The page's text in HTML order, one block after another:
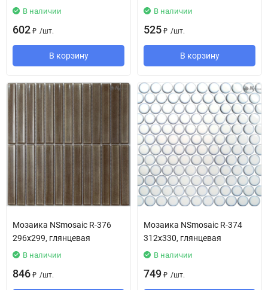
В наличии
602 ₽ /шт.
В корзину
В наличии
525 ₽ /шт.
В корзину
Мозаика NSmosaic R-376
296x299, глянцевая
В наличии
846 ₽ /шт.
Мозаика NSmosaic R-374
312x330, глянцевая
В наличии
749 ₽ /шт.